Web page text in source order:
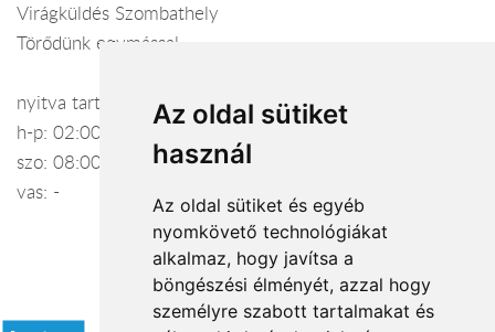
Az oldal sütiket
használ
Az oldal sütiket és egyéb
nyomkövető technológiákat
alkalmaz, hogy javítsa a
böngészési élményét, azzal hogy
személyre szabott tartalmakat és
Virágküldés Szombathely
Törődünk egymással
nyitva tartás:
h-p: 02:00-18:00
szo: 08:00-13:00
vas: -
Elfogadott fizetési módok